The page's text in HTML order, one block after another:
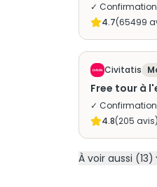
✓
4.7(65499
Civitatis
Free tour à
✓
4.8(205 avis)
À voir aussi (13)